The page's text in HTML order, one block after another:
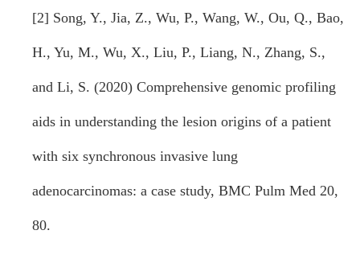
[2] Song, Y., Jia, Z., Wu, P., Wang, W., Ou, Q., Bao,
H., Yu, M., Wu, X., Liu, P., Liang, N., Zhang, S.,
and Li, S. (2020) Comprehensive genomic profiling
aids in understanding the lesion origins of a patient
with six synchronous invasive lung
adenocarcinomas: a case study, BMC Pulm Med 20,
80.